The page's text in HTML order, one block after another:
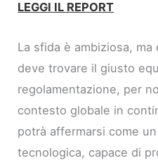
LEGGI IL REPORT
La sfida è ambiziosa, ma
deve trovare il giusto
regolamentazione, per
contesto globale in
potrà affermarsi come
tecnologica, capace di